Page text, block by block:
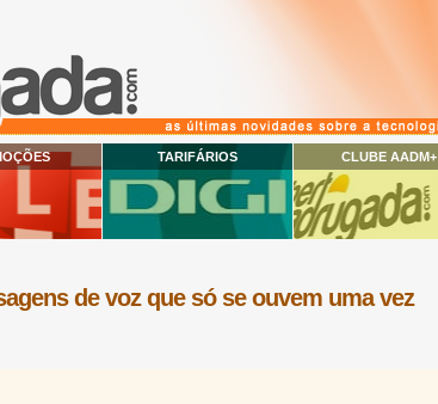
TARIFÁRIOS CLUBE AADM+
de voz que só se ouvem uma vez